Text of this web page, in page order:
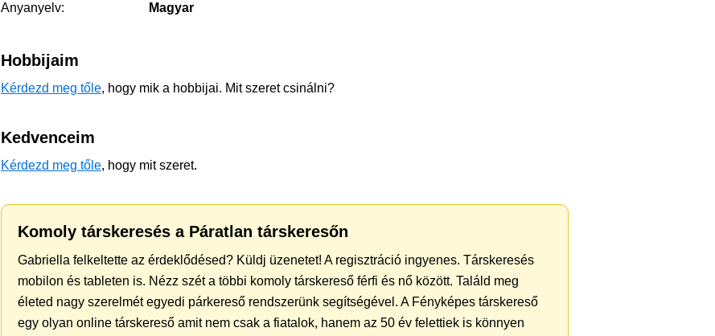
Anyanyelv: Magyar
Hobbijaim
Kérdezd meg tőle, hogy mik a hobbijai. Mit szeret csinálni?
Kedvenceim
Kérdezd meg tőle, hogy mit szeret.
Komoly társkeresés a Páratlan társkeresőn
Gabriella felkeltette az érdeklődésed? Küldj üzenetet! A regisztráció ingyenes. Társkeresés
mobilon és tableten is. Nézz szét a többi komoly társkereső férfi és nő között. Találd meg
életed nagy szerelmét egyedi párkereső rendszerünk segítségével. A Fényképes társkereső
egy olyan online társkereső amit nem csak a fiatalok, hanem az 50 év felettiek is könnyen